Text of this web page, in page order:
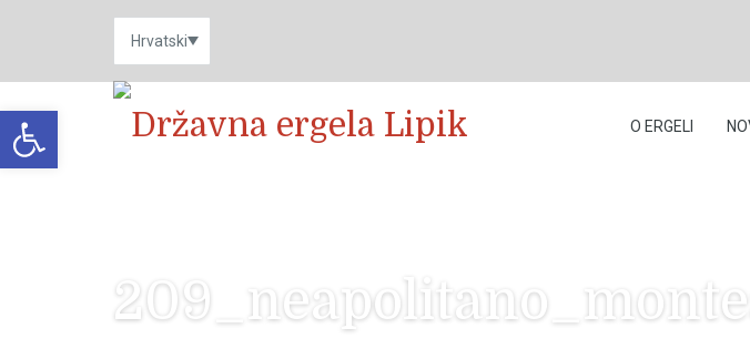
Open toolbar O ERGELI